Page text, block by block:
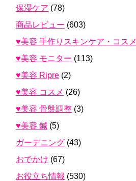
保湿ケア (78)
商品レビュー (603)
♥美容 手作りスキンケア・コスメ
♥美容 モニター (113)
♥美容 Ripre (2)
♥美容 コスメ (26)
♥美容 骨盤調整 (3)
♥美容 鍼 (5)
ガーデニング (43)
おでかけ (67)
お役立ち情報 (530)